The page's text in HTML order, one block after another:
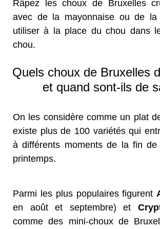
Râpez les choux de Bruxelles
avec de la mayonnaise ou de la
utiliser à la place du chou dans
chou.
Quels choux de Bruxelles
et quand sont-ils de
On les considère comme un plat
existe plus de 100 variétés qui
à différents moments de la fin de
printemps.
Parmi les plus populaires figurent
en août et septembre) et
comme des mini-choux de